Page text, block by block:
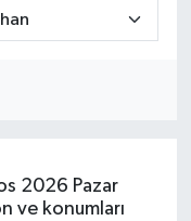
2026 Pazar
ve konumları